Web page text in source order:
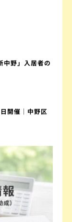
中野」入居者の
開催｜中野区